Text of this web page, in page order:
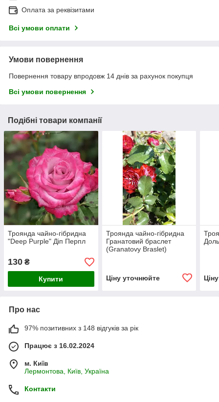
Оплата за реквізитами
Всі умови оплати
Умови повернення
Повернення товару впродовж 14 днів за рахунок покупця
Всі умови повернення
Подібні товари компанії
Троянда чайно-гібридна
"Deep Purple" Діп Перпл
130 ₴
Купити
Троянда чайно-гібридна
Гранатовий браслет
(Granatovy Braslet)
Ціну уточнюйте
Про нас
97% позитивних з 148 відгуків за рік
Працює з 16.02.2024
м. Київ
Лермонтова, Київ, Україна
Контакти